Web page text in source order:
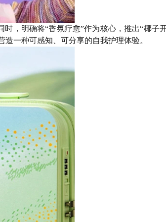
时，明确将“香氛疗愈”作为核心，推出“椰子
一种可感知、可分享的自我护理体验。